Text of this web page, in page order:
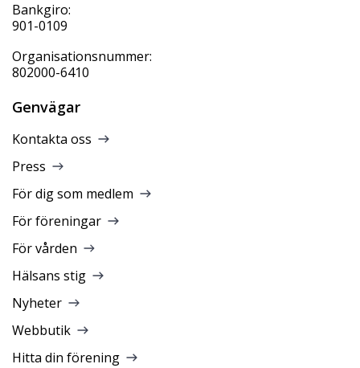
Bankgiro:
901-0109
Organisationsnummer:
802000-6410
Genvägar
Kontakta oss
Press
För dig som medlem
För föreningar
För vården
Hälsans stig
Nyheter
Webbutik
Hitta din förening